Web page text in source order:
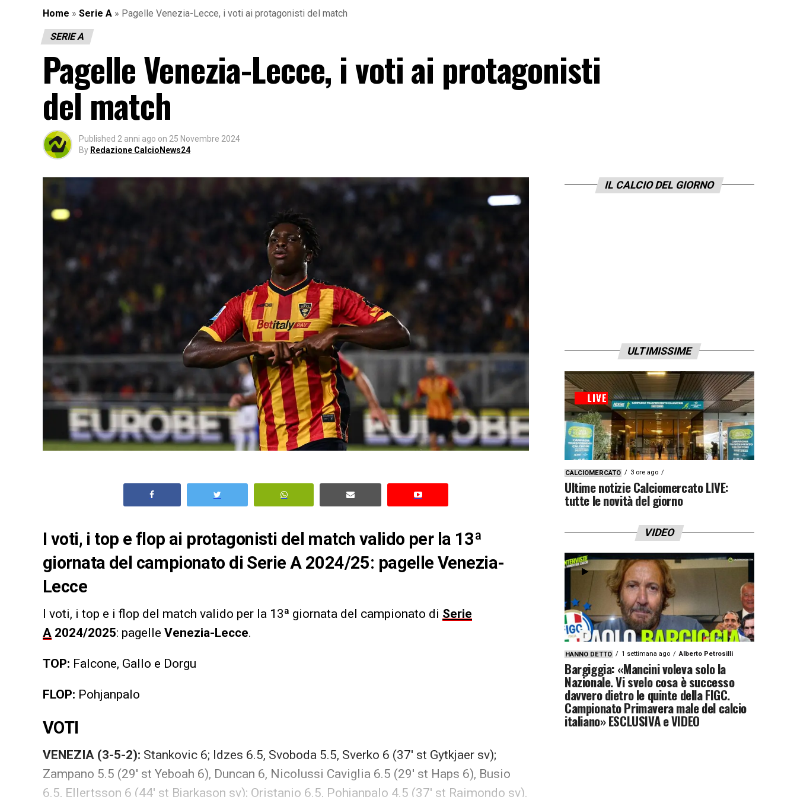
Home » Serie A » Pagelle Venezia-Lecce, i voti ai protagonisti del match
SERIE A
Pagelle Venezia-Lecce, i voti ai protagonisti
del match
Published 2 anni ago on 25 Novembre 2024
By Redazione CalcioNews24
I voti, i top e flop ai protagonisti del match valido per la 13ª
giornata del campionato di Serie A 2024/25: pagelle Venezia-
Lecce
I voti, i top e i flop del match valido per la 13ª giornata del campionato di Serie
A 2024/2025: pagelle Venezia-Lecce.
TOP: Falcone, Gallo e Dorgu
FLOP: Pohjanpalo
VOTI
VENEZIA (3-5-2): Stankovic 6; Idzes 6.5, Svoboda 5.5, Sverko 6 (37′ st Gytkjaer sv);
Zampano 5.5 (29′ st Yeboah 6), Duncan 6, Nicolussi Caviglia 6.5 (29′ st Haps 6), Busio
6.5, Ellertsson 6 (44′ st Bjarkason sv); Oristanio 6.5, Pohjanpalo 4.5 (37′ st Raimondo sv).
IL CALCIO DEL GIORNO
ULTIMISSIME
CALCIOMERCATO 3 ore ago
Ultime notizie Calciomercato LIVE:
tutte le novità del giorno
VIDEO
HANNO DETTO 1 settimana ago Alberto Petrosilli
Bargiggia: «Mancini voleva solo la
Nazionale. Vi svelo cosa è successo
davvero dietro le quinte della FIGC.
Campionato Primavera male del calcio
italiano» ESCLUSIVA e VIDEO